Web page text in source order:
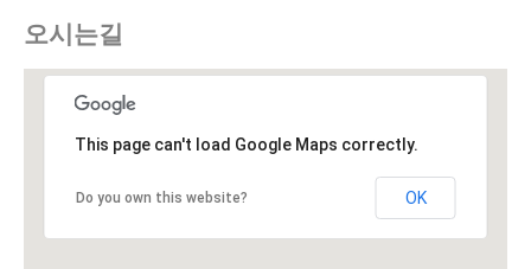
오시는길
This page can't load Google Maps correctly.
Do you own this website? OK